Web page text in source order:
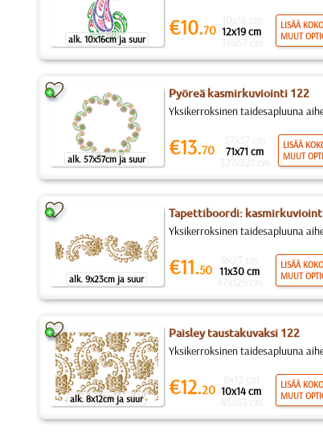
alk. 10x16cm ja suur €10.70 12x19 cm
LISÄÄ
MUUT
alk. 57x57cm ja suur
Pyöreä kasmirkuviointi 122
Yksikerroksinen taidesapluuna
€13.70 71x71 cm
LISÄÄ
MUUT
alk. 9x23cm ja suur
Tapettiboordi:
Yksikerroksinen taidesapluuna
€11.50 11x30 cm
LISÄÄ
MUUT
alk. 8x12cm ja suur
Paisley taustakuvaksi 122
Yksikerroksinen taidesapluuna
€12.20 10x14 cm
LISÄÄ
MUUT